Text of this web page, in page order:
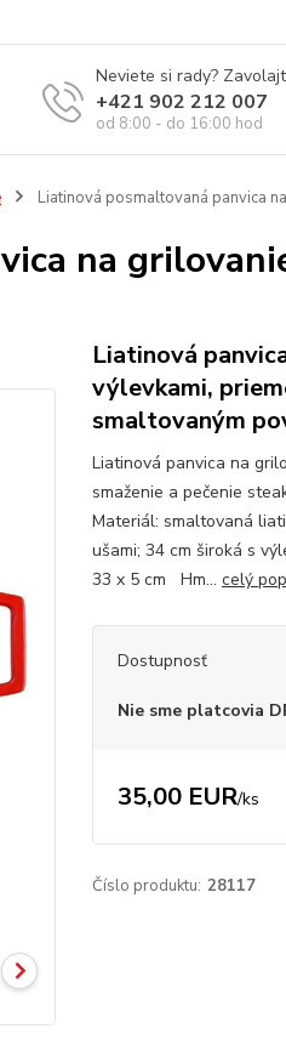
Neviete si rady?
+421 902 212 007
od 8:00 - do 16:00 hod
Liatinová posmaltovaná panvica
na
Liatinová
výlevkami,
smaltovaným
Liatinová panvica na
smaženie a pečenie
Materiál: smaltovaná
ušami; 34 cm široká s
33 x 5 cm Hm... celý
Dostupnosť
Nie sme platcovia
35,00 EUR/ks
Číslo produktu: 28117